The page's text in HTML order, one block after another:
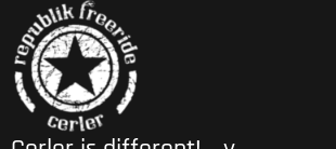
contenido